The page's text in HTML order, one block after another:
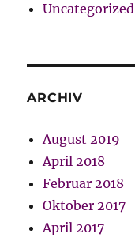
Uncategorized
ARCHIV
August 2019
April 2018
Februar 2018
Oktober 2017
April 2017